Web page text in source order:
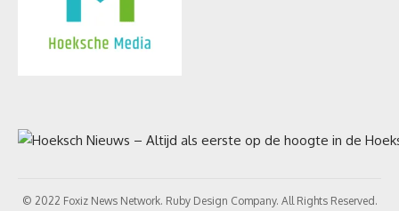
© 2022 Foxiz News Network. Ruby Design Company. All Rights Reserved.